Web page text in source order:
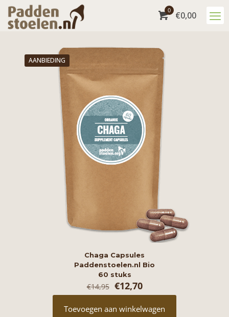
0 €0,00
AANBIEDING
Chaga Capsules
Paddenstoelen.nl Bio
60 stuks
€14,95 Oorspronkelijke
prijs
was:
€14,95.
€12,70Huidige
prijs
is:
€12,70.
Toevoegen aan winkelwagen